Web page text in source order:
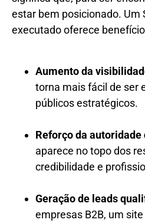
estar bem posicionado. Um
executado oferece
Aumento da
torna mais fácil de ser
públicos estratégicos.
Reforço da autoridade
aparece no topo dos
credibilidade e
Geração de leads
empresas B2B, um